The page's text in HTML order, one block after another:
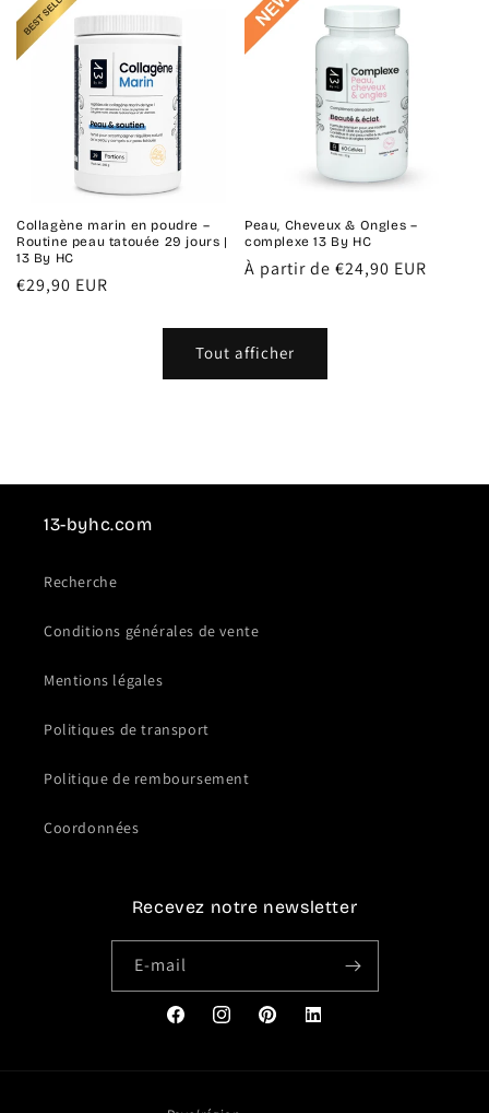
Collagène marin en poudre –
Routine peau tatouée 29 jours |
13 By HC
Prix
€29,90 EUR
Peau, Cheveux & Ongles –
complexe 13 By HC
Prix
À partir de €24,90 EUR
Tout afficher
13-byhc.com
Recherche
Conditions générales de vente
Mentions légales
Politiques de transport
Politique de remboursement
Coordonnées
Recevez notre newsletter
E-mail
FacebookInstagramPinterestTranslation